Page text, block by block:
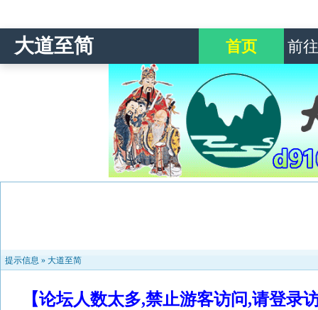
大道至简 首页 前
提示信息 » 大道至简
【论坛人数太多,禁止游客访问,请登